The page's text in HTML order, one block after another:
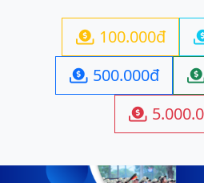
 100.000đ
 500.000đ
